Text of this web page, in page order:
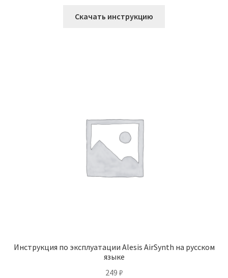
Скачать инструкцию
Инструкция по эксплуатации Alesis AirSynth на русском
языке
249 ₽